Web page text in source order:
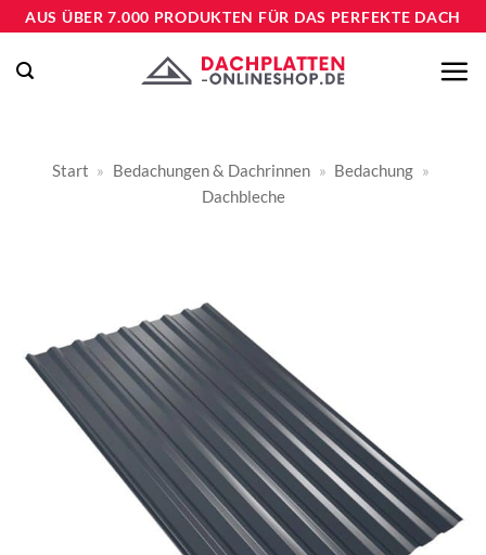
Zum
springen
AUS ÜBER 7.000 PRODUKTEN FÜR DAS PERFEKTE DACH
Start » Bedachungen & Dachrinnen » Bedachung »
Dachbleche